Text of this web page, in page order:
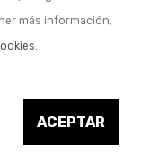
más información,
ACEPTAR